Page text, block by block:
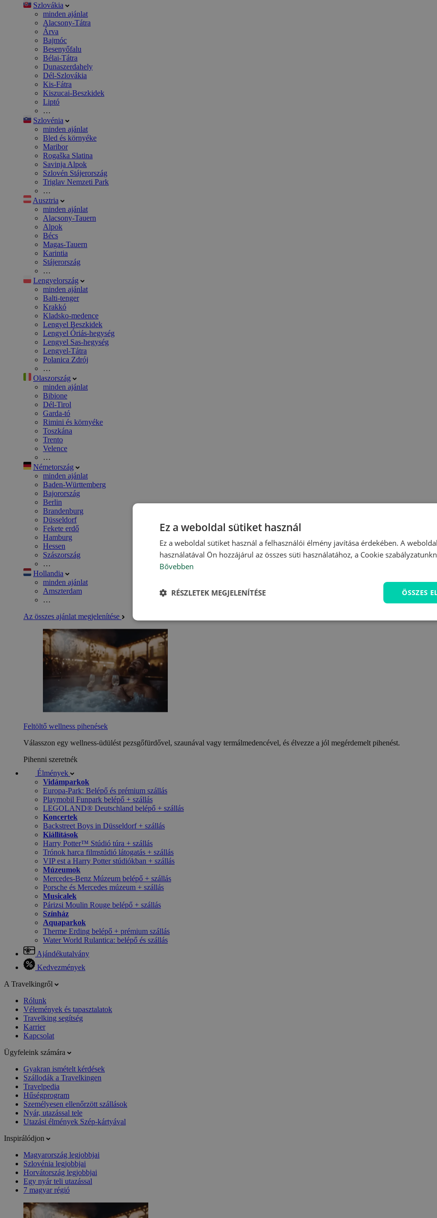
Szlovákia
minden ajánlat
Alacsony-Tátra
Árva
Bajmóc
Besenyőfalu
Bélai-Tátra
Dunaszerdahely
Dél-Szlovákia
Kis-Fátra
Kiszucai-Beszkidek
Liptó
…
Szlovénia
minden ajánlat
Bled és környéke
Maribor
Rogaška Slatina
Savinja Alpok
Szlovén Stájerország
Triglav Nemzeti Park
…
Ausztria
minden ajánlat
Alacsony-Tauern
Alpok
Bécs
Magas-Tauern
Karintia
Stájerország
…
Lengyelország
minden ajánlat
Balti-tenger
Krakkó
Kladsko-medence
Lengyel Beszkidek
Lengyel Óriás-hegység
Lengyel Sas-hegység
Lengyel-Tátra
Polanica Zdrój
…
Olaszország
minden ajánlat
Bibione
Dél-Tirol
Garda-tó
Rimini és környéke
Toszkána
Trento
Velence
…
Németország
minden ajánlat
Baden-Württemberg
Bajorország
Berlin
Brandenburg
Düsseldorf
Fekete erdő
Hamburg
Hessen
Szászország
…
Hollandia
minden ajánlat
Amszterdam
…
Az összes ajánlat megjelenítése
Feltöltő wellness pihenések
Válasszon egy wellness-üdülést pezsgőfürdővel, szaunával vagy termálmedencével, és élvezze a jól megérdemelt pihenést.
Pihenni szeretnék
Élmények
Vidámparkok
Europa-Park: Belépő és prémium szállás
Playmobil Funpark belépő + szállás
LEGOLAND® Deutschland belépő + szállás
Koncertek
Backstreet Boys in Düsseldorf + szállás
Kiállítások
Harry Potter™ Stúdió túra + szállás
Trónok harca filmstúdió látogatás + szállás
VIP est a Harry Potter stúdiókban + szállás
Múzeumok
Mercedes-Benz Múzeum belépő + szállás
Porsche és Mercedes múzeum + szállás
Musicalek
Párizsi Moulin Rouge belépő + szállás
Színház
Aquaparkok
Therme Erding belépő + prémium szállás
Water World Rulantica: belépő és szállás
Ajándékutalvány
Kedvezmények
A Travelkingről
Rólunk
Vélemények és tapasztalatok
Travelking segítség
Karrier
Kapcsolat
Ügyfeleink számára
Gyakran ismételt kérdések
Szállodák a Travelkingen
Travelpedia
Hűségprogram
Személyesen ellenőrzött szállások
Nyár, utazással tele
Utazási élmények Szép-kártyával
Inspirálódjon
Magyarország legjobbjai
Szlovénia legjobbjai
Horvátország legjobbjai
Egy nyár teli utazással
7 magyar régió
Ez a weboldal sütiket használ
Ez a weboldal sütiket használ a felhasználói élmény javítása érdekében. A
használatával Ön hozzájárul az összes süti használatához, a Cookie
Bővebben
ÖSSZES
RÉSZLETEK MEGJELENÍTÉSE